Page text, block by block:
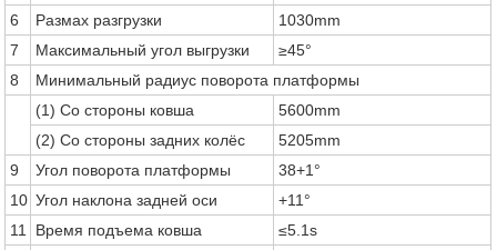
6
Размах разгрузки
1030mm
7
Максимальный угол выгрузки
≥45°
8
Минимальный радиус поворота платформы
(1) Со стороны ковша
5600mm
(2) Со стороны задних колёс
5205mm
9
Угол поворота платформы
38+1°
10 Угол наклона задней оси
+11°
11
Время подъема ковша
≤5.1s